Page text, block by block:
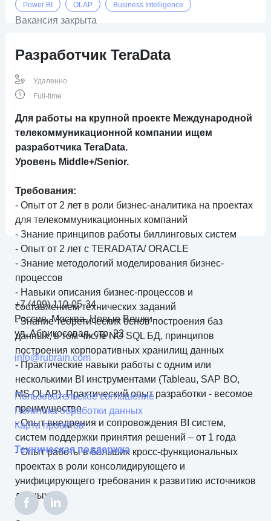
Power BI OLAP Business Intelligence
Вакансия закрыта
Разработчик TeraData
Удаленно
Full-time
Для работы на крупной проекте Международной
телекоммуникационной компании ищем
разработчика TeraData.
Уровень Middle+/Senior.
Требования:
- Опыт от 2 лет в роли бизнес-аналитика на проектах
для телекоммуникационных компаний
- Знание принципов работы биллинговых систем
- Опыт от 2 лет с TERADATA/ ORACLE
- Знание методологий моделирования бизнес-
процессов
- Навыки описания бизнес-процессов и
составлением технических заданий
- Знание теоретических основ построения баз
данных, в том числе NO SQL БД, принципов
построения корпоративных хранилищ данных
- Практические навыки работы с одним или
несколькими BI инструментами (Tableau, SAP BO,
MS OLAP). Практический опыт разработки - весомое
преимущество
- Опыт внедрения и сопровождения BI систем,
систем поддержки принятия решений – от 1 года
- Опыт работы в больших кросс-функциональных
проектах в роли консолидирующего и
унифицирующего требования к развитию источников
данных
+7 (499) 110-05-34
Россия, Москва, Новые Вешки,
ул. Абрикосовая, стр. 22
info@rubrain.com
Пользовательское соглашение
Политика обработки данных
Карта проектов
Техническая поддержка